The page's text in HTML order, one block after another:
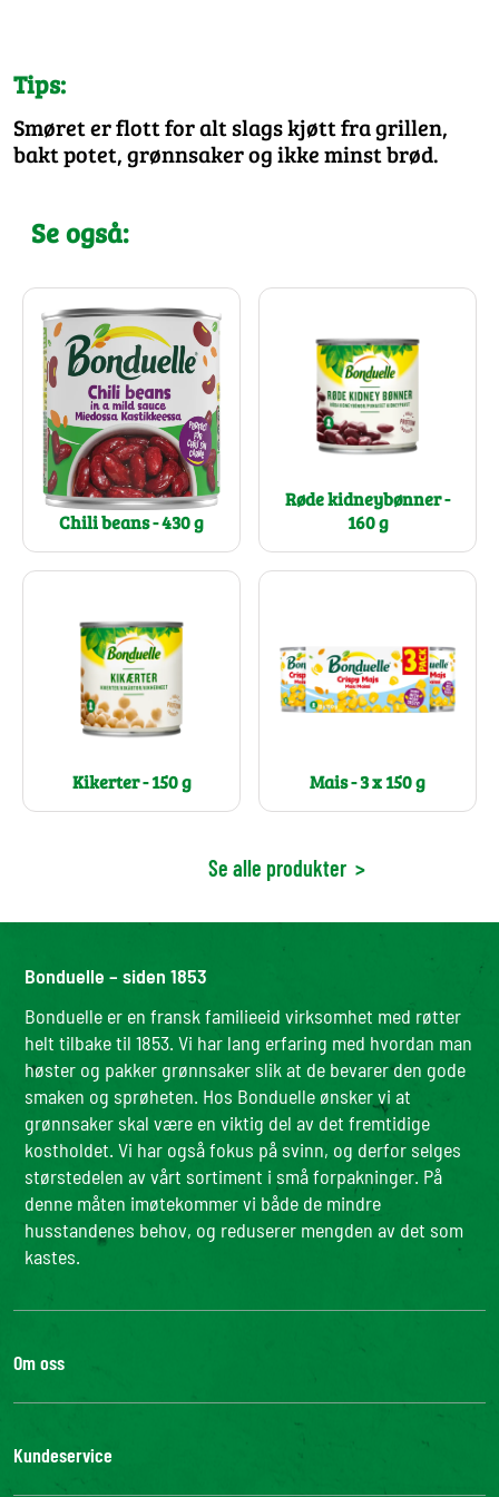
Tips:
Smøret er flott for alt slags kjøtt fra grillen,
bakt potet, grønnsaker og ikke minst brød.
Se også:
Chili beans - 430 g
Røde kidneybønner -
160 g
Kikerter - 150 g Mais - 3 x 150 g
Se alle produkter >
Bonduelle – siden 1853
Bonduelle er en fransk familieeid virksomhet med røtter
helt tilbake til 1853. Vi har lang erfaring med hvordan man
høster og pakker grønnsaker slik at de bevarer den gode
smaken og sprøheten. Hos Bonduelle ønsker vi at
grønnsaker skal være en viktig del av det fremtidige
kostholdet. Vi har også fokus på svinn, og derfor selges
størstedelen av vårt sortiment i små forpakninger. På
denne måten imøtekommer vi både de mindre
husstandenes behov, og reduserer mengden av det som
kastes.
Om oss
Bonduelle Gruppen
Louis Bonduelle Fonden
Bonduelle Food Service
Kundeservice